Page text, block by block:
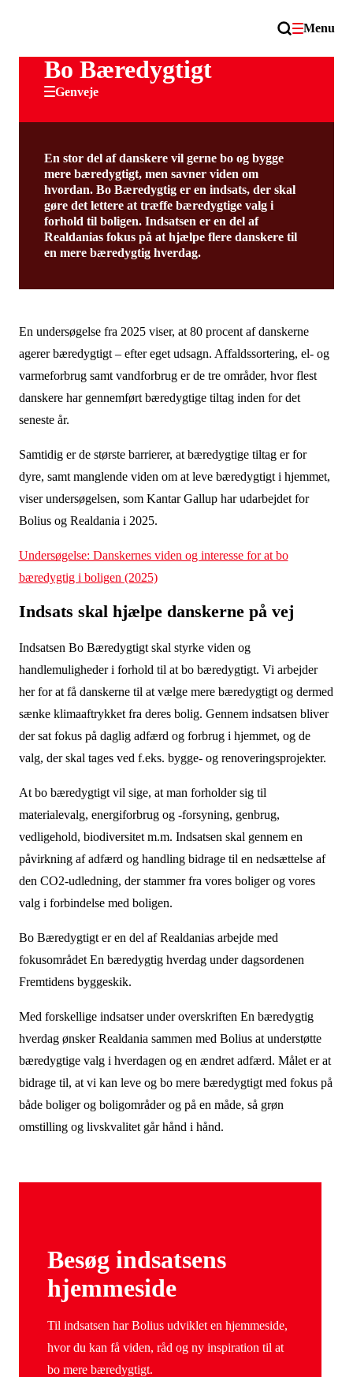
Menu
Bo Bæredygtigt
Genveje
En stor del af danskere vil gerne bo og bygge
mere bæredygtigt, men savner viden om
hvordan. Bo Bæredygtig er en indsats, der skal
gøre det lettere at træffe bæredygtige valg i
forhold til boligen. Indsatsen er en del af
Realdanias fokus på at hjælpe flere danskere til
en mere bæredygtig hverdag.
En undersøgelse fra 2025 viser, at 80 procent af danskerne
agerer bæredygtigt – efter eget udsagn. Affaldssortering, el- og
varmeforbrug samt vandforbrug er de tre områder, hvor flest
danskere har gennemført bæredygtige tiltag inden for det
seneste år.
Samtidig er de største barrierer, at bæredygtige tiltag er for
dyre, samt manglende viden om at leve bæredygtigt i hjemmet,
viser undersøgelsen, som Kantar Gallup har udarbejdet for
Bolius og Realdania i 2025.
Undersøgelse: Danskernes viden og interesse for at bo
bæredygtig i boligen (2025)
Indsats skal hjælpe danskerne på vej
Indsatsen Bo Bæredygtigt skal styrke viden og
handlemuligheder i forhold til at bo bæredygtigt. Vi arbejder
her for at få danskerne til at vælge mere bæredygtigt og dermed
sænke klimaaftrykket fra deres bolig. Gennem indsatsen bliver
der sat fokus på daglig adfærd og forbrug i hjemmet, og de
valg, der skal tages ved f.eks. bygge- og renoveringsprojekter.
At bo bæredygtigt vil sige, at man forholder sig til
materialevalg, energiforbrug og -forsyning, genbrug,
vedligehold, biodiversitet m.m. Indsatsen skal gennem en
påvirkning af adfærd og handling bidrage til en nedsættelse af
den CO2-udledning, der stammer fra vores boliger og vores
valg i forbindelse med boligen.
Bo Bæredygtigt er en del af Realdanias arbejde med
fokusområdet En bæredygtig hverdag under dagsordenen
Fremtidens byggeskik.
Med forskellige indsatser under overskriften En bæredygtig
hverdag ønsker Realdania sammen med Bolius at understøtte
bæredygtige valg i hverdagen og en ændret adfærd. Målet er at
bidrage til, at vi kan leve og bo mere bæredygtigt med fokus på
både boliger og boligområder og på en måde, så grøn
omstilling og livskvalitet går hånd i hånd.
Besøg indsatsens
hjemmeside
Til indsatsen har Bolius udviklet en hjemmeside,
hvor du kan få viden, råd og ny inspiration til at
bo mere bæredygtigt.